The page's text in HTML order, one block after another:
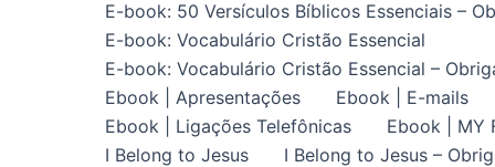
E-book: 50 Versículos Bíblicos Essenciais –
E-book: Vocabulário Cristão Essencial
E-book: Vocabulário Cristão Essencial –
Ebook | Apresentações
Ebook | E-mails
Ebook | Ligações Telefônicas
Ebook | MY
I Belong to Jesus
I Belong to Jesus –